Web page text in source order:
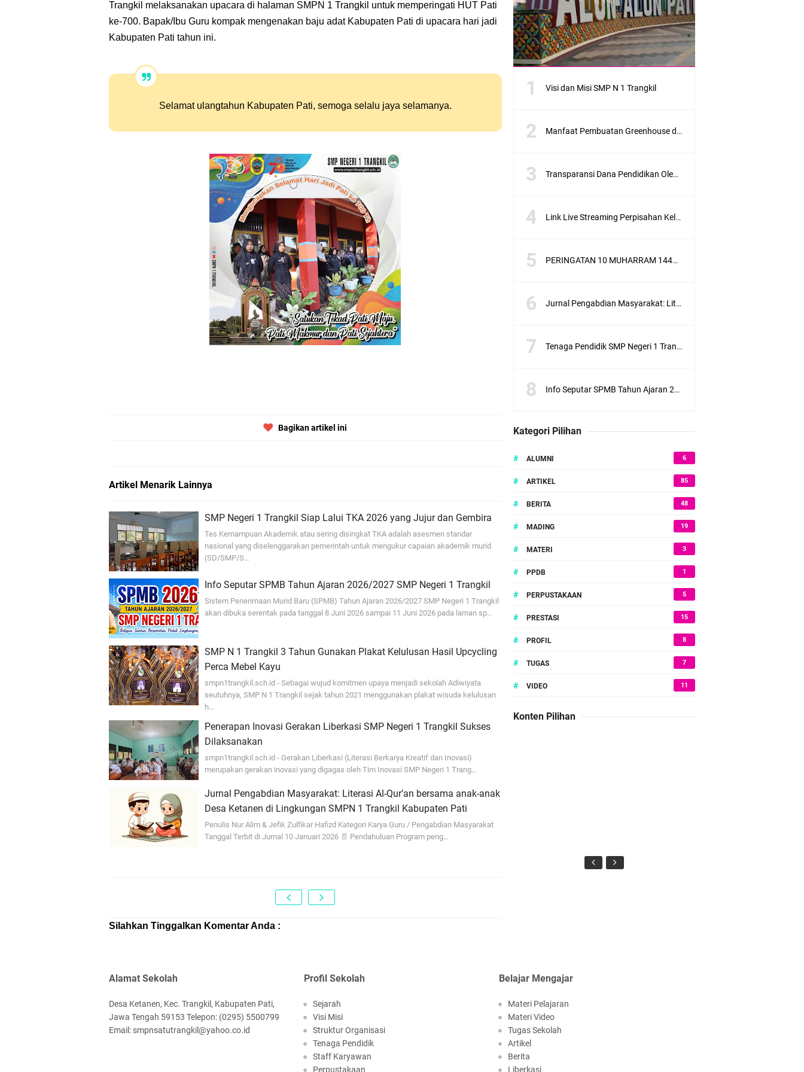
Ketua OSIS SMP Negeri 1 Trangkil Telah Terpilih Dalam Pesta Demokrasi Tahun 2024/2025
Sosialisasi Ketertiban Berkendara dari Kapolsek Wedarijaksa di SMP Negeri 1 Trangkil
Halaman Prima Pustaka, Perpustakaan Online SMP N 1 Trangkil Pati
Stop Bullying! Sekolah Nyaman, Hati Senang yang Di Rumah pun Tenang
Kerjasama SMP Negeri 1 Trangkil dengan SMK Kesuma Margoyoso
Program Inovasi SMP Negeri 1 Trangkil "Jogo Konco" Guna Menangani Tindak Perundungan di Sekolah
Peringatan Isra' Mi'raj SMP Negeri 1 Trangkil Tahun 1445 H
Peran Aktif SMP Negeri 1 Trangkil pada Simulasi Asesmen Bakat Minat Tahun 2024
Pengaruh Gamifikasi Wordwall pada Pengajaran Vocabulary Kelas 7 H SMP Negeri 1 Trangkil Tahun Pelajaran 2023/2024
Warga SMP Negeri 1 Trangkil Siap Menyambut Pembelajaran di Tahun Ajaran Baru
Jumat, 7 Agustus
Trangkil melaksanakan upacara di halaman SMPN 1 Trangkil untuk memperingati HUT Pati
ke-700. Bapak/Ibu Guru kompak mengenakan baju adat Kabupaten Pati di upacara hari jadi
Kabupaten Pati tahun ini.
Selamat ulangtahun Kabupaten Pati, semoga selalu jaya selamanya.
Bagikan artikel ini
Artikel Menarik Lainnya
SMP Negeri 1 Trangkil Siap Lalui TKA 2026 yang Jujur dan Gembira
Tes Kemampuan Akademik atau sering disingkat TKA adalah asesmen standar
nasional yang diselenggarakan pemerintah untuk mengukur capaian akademik murid
(SD/SMP/S…
Info Seputar SPMB Tahun Ajaran 2026/2027 SMP Negeri 1 Trangkil
Sistem Penerimaan Murid Baru (SPMB) Tahun Ajaran 2026/2027 SMP Negeri 1 Trangkil
akan dibuka serentak pada tanggal 8 Juni 2026 sampai 11 Juni 2026 pada laman sp…
SMP N 1 Trangkil 3 Tahun Gunakan Plakat Kelulusan Hasil Upcycling
Perca Mebel Kayu
smpn1trangkil.sch.id - Sebagai wujud komitmen upaya menjadi sekolah Adiwiyata
seutuhnya, SMP N 1 Trangkil sejak tahun 2021 menggunakan plakat wisuda kelulusan
h…
Penerapan Inovasi Gerakan Liberkasi SMP Negeri 1 Trangkil Sukses
Dilaksanakan
smpn1trangkil.sch.id - Gerakan Liberkasi (Literasi Berkarya Kreatif dan Inovasi)
merupakan gerakan inovasi yang digagas oleh Tim Inovasi SMP Negeri 1 Trang…
Jurnal Pengabdian Masyarakat: Literasi Al-Qur’an bersama anak-anak
Desa Ketanen di Lingkungan SMPN 1 Trangkil Kabupaten Pati
Penulis Nur Alim & Jefik Zulfikar Hafizd Kategori Karya Guru / Pengabdian Masyarakat
Tanggal Terbit di Jurnal 10 Januari 2026 📄 Pendahuluan Program peng…
Silahkan Tinggalkan Komentar Anda :
Visi dan Misi SMP N 1 Trangkil
Manfaat Pembuatan Greenhouse dalam Sekolah Menengah Pertama sebagai Penerapan Sekolah Adiwiyata
Transparansi Dana Pendidikan Oleh SMPN 1 Trangkil Tahun Anggaran 2025
Link Live Streaming Perpisahan Kelas IX SMP N 1 Trangkil 2021, Saksikan Di Sini
PERINGATAN 10 MUHARRAM 1443 H, SMPN 1 TRANGKIL SANTUNI ANAK YATIM
Jurnal Pengabdian Masyarakat: Literasi Al-Qur’an bersama anak-anak Desa Ketanen di Lingkungan SMPN 1 Trangkil Kabupaten Pati
Tenaga Pendidik SMP Negeri 1 Trangkil Tahun 2026
Info Seputar SPMB Tahun Ajaran 2026/2027 SMP Negeri 1 Trangkil
Kategori Pilihan
# ALUMNI 6
# ARTIKEL 85
# BERITA 48
# MADING 19
# MATERI 3
# PPDB 1
# PERPUSTAKAAN 5
# PRESTASI 15
# PROFIL 8
# TUGAS 7
# VIDEO 11
Konten Pilihan
Alamat Sekolah
Desa Ketanen, Kec. Trangkil, Kabupaten Pati,
Jawa Tengah 59153 Telepon: (0295) 5500799
Email: smpnsatutrangkil@yahoo.co.id
Profil Sekolah
Sejarah
Visi Misi
Struktur Organisasi
Tenaga Pendidik
Staff Karyawan
Perpustakaan
Belajar Mengajar
Materi Pelajaran
Materi Video
Tugas Sekolah
Artikel
Berita
Liberkasi